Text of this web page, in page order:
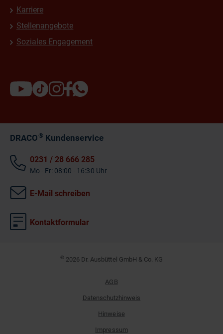
Karriere
Stellenangebote
Soziales Engagement
DRACO®Kundenservice
0231 / 28 666 285
Mo - Fr: 08:00 - 16:30 Uhr
E-Mail schreiben
Kontaktformular
© 2026 Dr. Ausbüttel GmbH & Co. KG
AGB
Datenschutzhinweis
Hinweise
Impressum